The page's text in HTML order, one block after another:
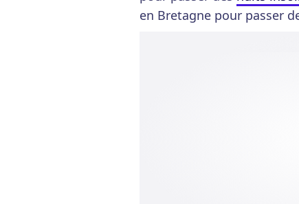
en Bretagne pour passer